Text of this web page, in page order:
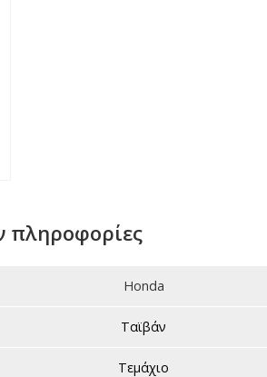
πληροφορίες
Honda
Ταϊβάν
Τεμάχιο